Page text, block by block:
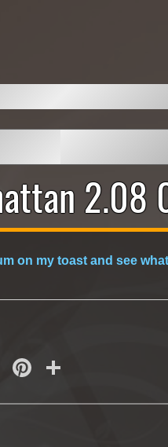
2.08
on my toast and see
TumblrPinterest